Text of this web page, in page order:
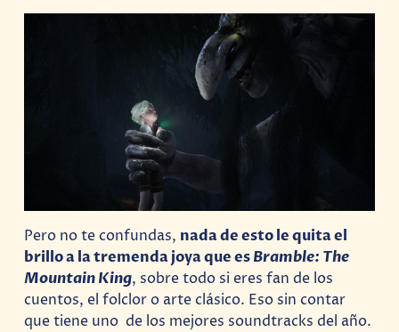
Pero no te confundas, nada de esto le quita el
brillo a la tremenda joya que esBramble: The
Mountain King, sobre todo si eres fan de los
cuentos, el folclor o arte clásico. Eso sin contar
que tiene uno de los mejores soundtracks del año.